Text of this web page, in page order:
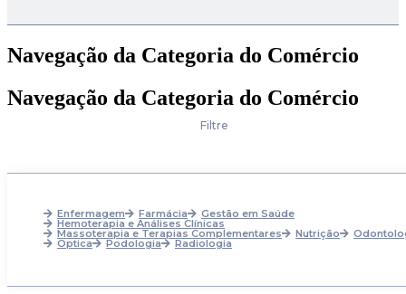
Navegação da Categoria do Comércio
Navegação da Categoria do Comércio
Filtre
Enfermagem Farmácia Gestão em Saúde
Hemoterapia e Análises Clínicas
Massoterapia e Terapias Complementares Nutrição
Optica Podologia Radiologia